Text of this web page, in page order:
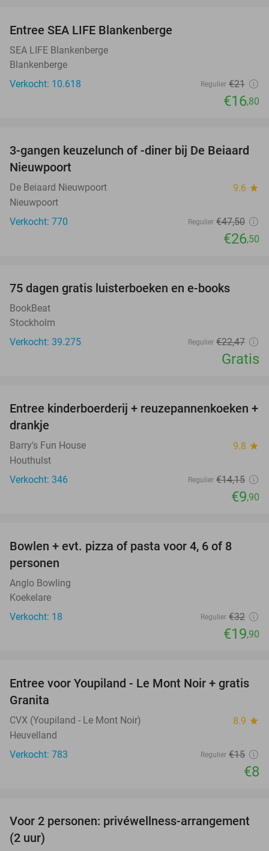
Entree SEA LIFE Blankenberge
SEA LIFE Blankenberge
Blankenberge
Verkocht: 10.618
Regulier €21
€16,80
44%
3-gangen keuzelunch of -diner bij De Beiaard
Nieuwpoort
De Beiaard Nieuwpoort 9.6 star
Nieuwpoort
Verkocht: 770
Regulier €47,50
€26,50
75 dagen gratis luisterboeken en e-books
BookBeat
Stockholm
Verkocht: 39.275
Regulier €22,47
Gratis
30%
Entree kinderboerderij + reuzepannenkoeken +
drankje
Barry's Fun House 9.8 star
Houthulst
Verkocht: 346
Regulier €14,15
€9,90
Bowlen + evt. pizza of pasta voor 4, 6 of 8
personen
Anglo Bowling
Koekelare
Verkocht: 18
Regulier €32
€19,90
47%
Entree voor Youpiland - Le Mont Noir + gratis
Granita
CVX (Youpiland - Le Mont Noir) 8.9 star
Heuvelland
Verkocht: 783
Regulier €15
€8
32%
Voor 2 personen: privéwellness-arrangement
(2 uur)